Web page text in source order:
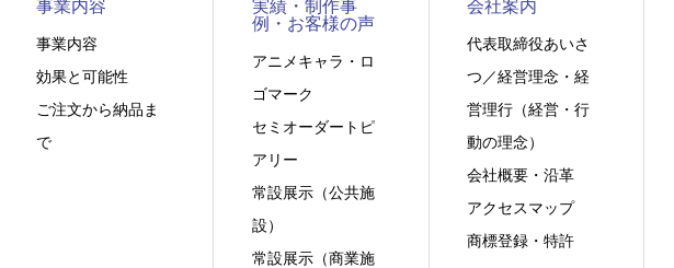
事業内容
事業内容
効果と可能性
ご注文から納品ま
で
実績・制作事
例・お客様の声
アニメキャラ・ロ
ゴマーク
セミオーダートピ
アリー
常設展示（公共施
設）
常設展示（商業施
会社案内
代表取締役あいさ
つ／経営理念・経
営理行（経営・行
動の理念）
会社概要・沿革
アクセスマップ
商標登録・特許